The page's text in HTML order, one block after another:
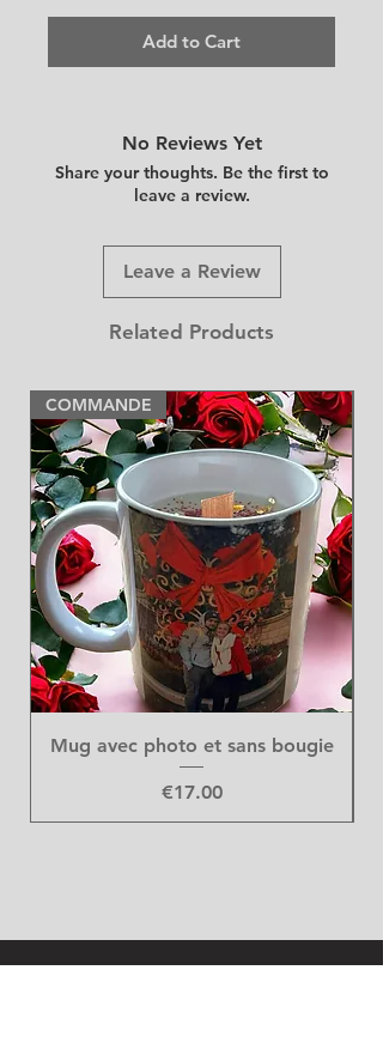
Add to Cart
No Reviews Yet
Share your thoughts. Be the first to
leave a review.
Leave a Review
Related Products
COMMANDE
Mug avec photo et sans bougie
Price
€17.00